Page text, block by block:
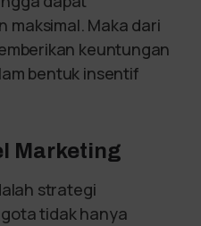
maksimal. Maka dari
keuntungan
bentuk insentif
Marketing
strategi
tidak hanya